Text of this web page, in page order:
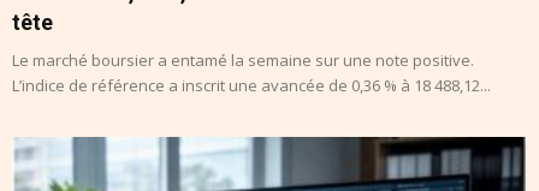
tête
Le marché boursier a entamé la semaine sur une note positive.
L’indice de référence a inscrit une avancée de 0,36 % à 18 488,12...